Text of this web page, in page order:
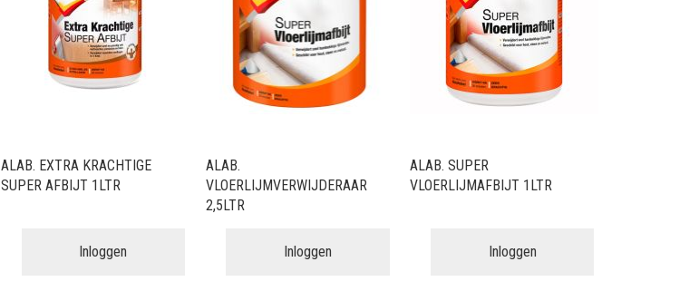
ALAB. EXTRA KRACHTIGE
SUPER AFBIJT 1LTR
Inloggen
ALAB.
VLOERLIJMVERWIJDERAAR
2,5LTR
Inloggen
ALAB. SUPER
VLOERLIJMAFBIJT 1LTR
Inloggen